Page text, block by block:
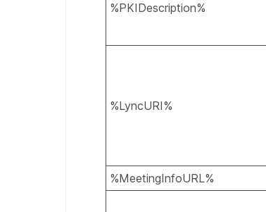
%PKIDescription%
%LyncURI%
%MeetingInfoURL%